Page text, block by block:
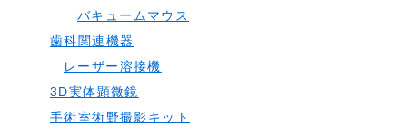
バキュームマウス
歯科関連機器
レーザー溶接機
3D実体顕微鏡
手術室術野撮影キット